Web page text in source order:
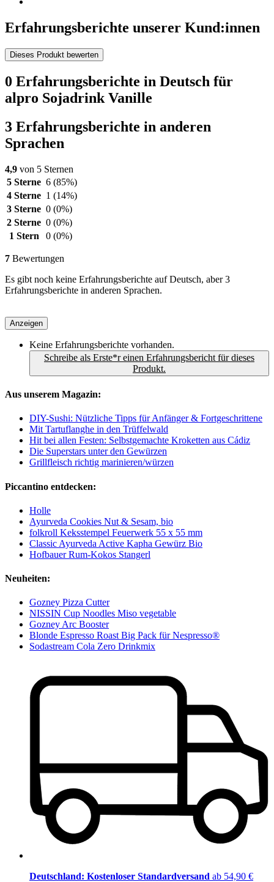
Erfahrungsberichte unserer Kund:innen
Dieses Produkt bewerten
0 Erfahrungsberichte in Deutsch für
alpro Sojadrink Vanille
3 Erfahrungsberichte in anderen
Sprachen
4,9 von 5 Sternen
5 Sterne 6 (85%)
4 Sterne 1 (14%)
3 Sterne 0 (0%)
2 Sterne 0 (0%)
1 Stern
0 (0%)
7 Bewertungen
Es gibt noch keine Erfahrungsberichte auf Deutsch, aber 3
Erfahrungsberichte in anderen Sprachen.
Anzeigen
Keine Erfahrungsberichte vorhanden.
Schreibe als Erste*r einen Erfahrungsbericht für dieses
Produkt.
Aus unserem Magazin:
DIY-Sushi: Nützliche Tipps für Anfänger & Fortgeschrittene
Mit Tartuflanghe in den Trüffelwald
Hit bei allen Festen: Selbstgemachte Kroketten aus Cádiz
Die Superstars unter den Gewürzen
Grillfleisch richtig marinieren/würzen
Piccantino entdecken:
Holle
Ayurveda Cookies Nut & Sesam, bio
folkroll Keksstempel Feuerwerk 55 x 55 mm
Classic Ayurveda Active Kapha Gewürz Bio
Hofbauer Rum-Kokos Stangerl
Neuheiten:
Gozney Pizza Cutter
NISSIN Cup Noodles Miso vegetable
Gozney Arc Booster
Blonde Espresso Roast Big Pack für Nespresso®
Sodastream Cola Zero Drinkmix
Deutschland: Kostenloser Standardversand ab 54,90 €